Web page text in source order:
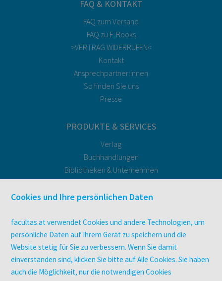
FAQ & KONTAKT
FAQ zum Versand
FAQ zu E-Books
>VERTRAG WIDERRUFEN<
Kontakt
Ansprechpartner:innen
So finden Sie uns
Presse
PRODUKTE & SERVICES
Verlag
Buchhandlungen
Bibliotheken & Unternehmen
Druckerei facultas druckt.
Zeitschriften
Digitale Angebote
UNTERNEHMEN
Cookies und Ihre persönlichen Daten
facultas.at verwendet Cookies und andere Technologien, um
persönliche Daten auf Ihrem Gerät zu speichern und die
Website stetig für Sie zu verbessern. Wenn Sie damit
einverstanden sind, klicken Sie bitte auf Alle Cookies. Sie haben
auch die Möglichkeit, nur die notwendigen Cookies